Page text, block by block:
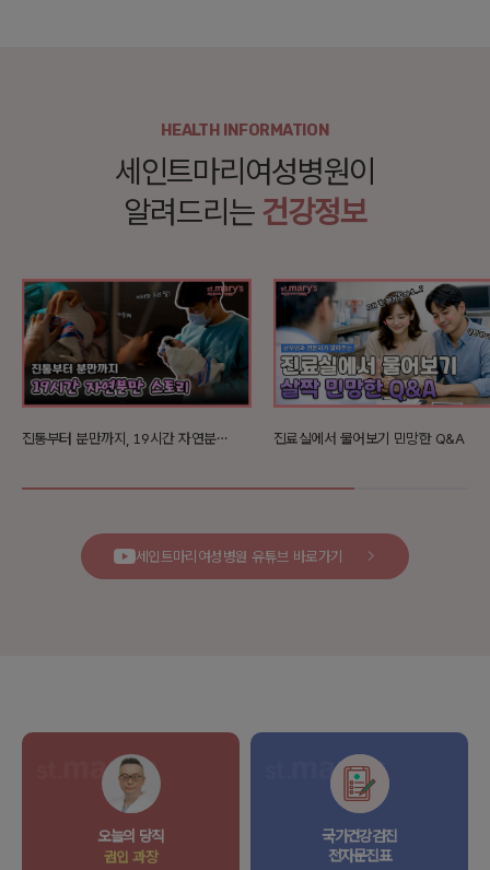
HEALTH INFORMATION
세인트마리여성병원이
알려드리는 건강정보
진통부터 분만까지, 19시간 자연분만 스토리 진료실에서 물어보기 민망한 Q&A
세인트마리여성병원 유튜브 바로가기
오늘의 당직
권인 과장
국가건강검진
전자문진표